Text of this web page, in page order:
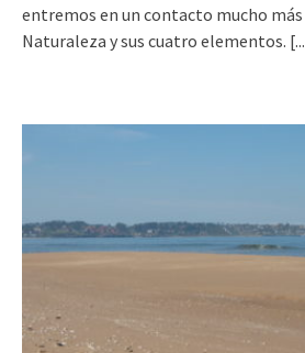
entremos en un contacto mucho
Naturaleza y sus cuatro elementos.